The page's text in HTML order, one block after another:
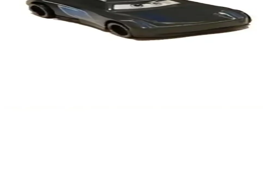
Bu karşılaştırmada Hot Wheels'in Mercedes-Benz 560 Sec AMG ve Porsche 911
Voltmar Metal Oyuncak Arabalar 6'lı Şimşek McQueen Seti
Voltmar metal oyuncak araba seti, canlı renkleri ve dayanıklı tasarımıyla
Hot Wheels K5904 3'lü Araba Seti Çocuklar İçin Güvenli ve
Hot Wheels K5904 3'lü araba seti, çocukların hayal dünyasını zenginleştiren